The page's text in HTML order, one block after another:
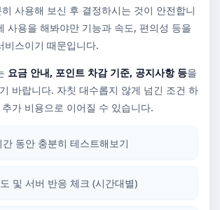
사용해 보신 후 결정하시는 것이 안전합니
사용을 해봐야만 기능과 속도, 편의성 등을
비스이기 때문입니다.
요금 안내, 포인트 차감 기준, 공지사항 등을
바랍니다. 자칫 대수롭지 않게 넘긴 조건 하
가 비용으로 이어질 수 있습니다.
동안 충분히 테스트해보기
및 서버 반응 체크 (시간대별)